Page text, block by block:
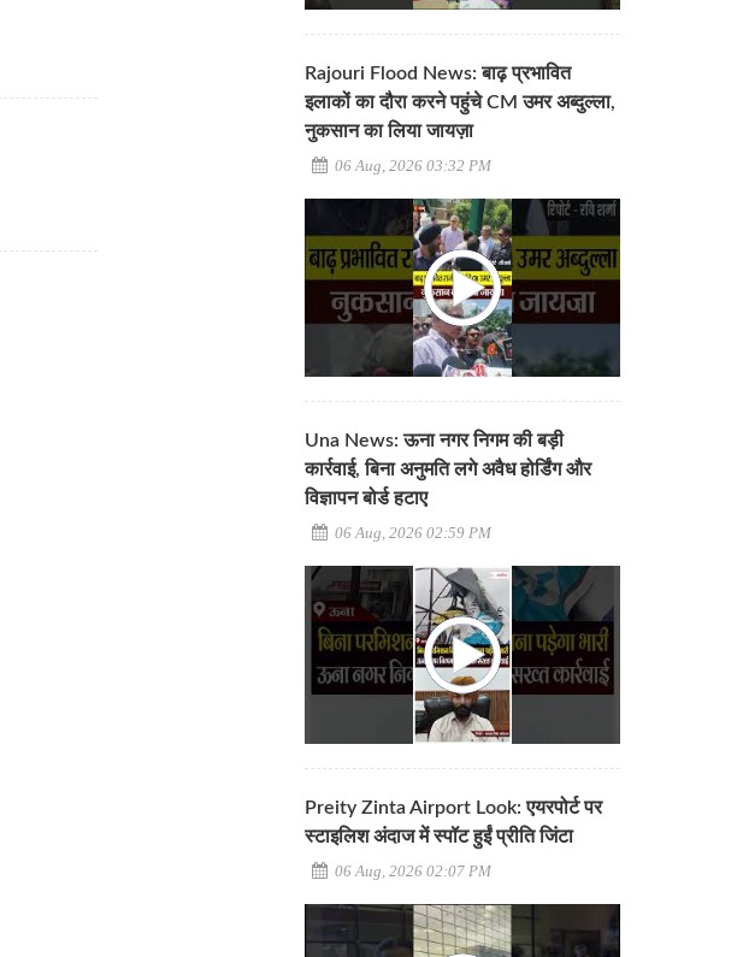
Rajouri Flood News: बाढ़ प्रभावित
इलाकों का दौरा करने पहुंचे CM उमर अब्दुल्ला,
नुकसान का लिया जायज़ा
06 Aug, 2026 03:32 PM
Una News: ऊना नगर निगम की बड़ी
कार्रवाई, बिना अनुमति लगे अवैध होर्डिंग और
विज्ञापन बोर्ड हटाए
06 Aug, 2026 02:59 PM
Preity Zinta Airport Look: एयरपोर्ट पर
स्टाइलिश अंदाज में स्पॉट हुईं प्रीति जिंटा
06 Aug, 2026 02:07 PM